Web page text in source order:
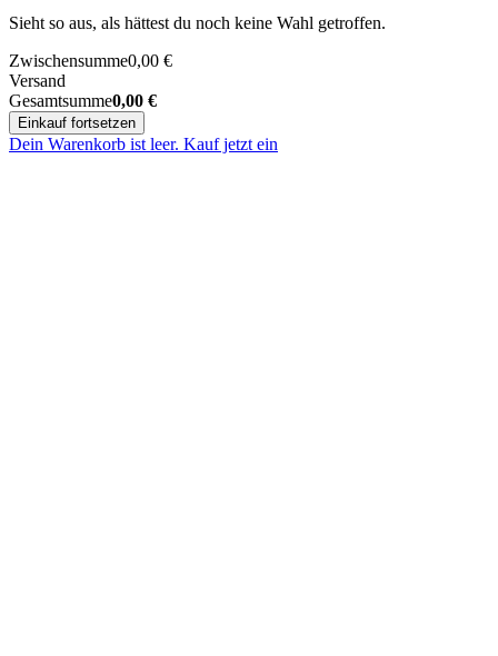
Sieht so aus, als hättest du noch keine Wahl getroffen.
Zwischensumme0,00 €
Versand
Gesamtsumme0,00 €
Einkauf fortsetzen
Dein Warenkorb ist leer. Kauf jetzt ein